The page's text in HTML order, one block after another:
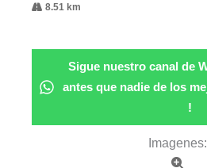
8.51 km
Sigue nuestro canal de
antes que nadie de los
!
Imagenes: